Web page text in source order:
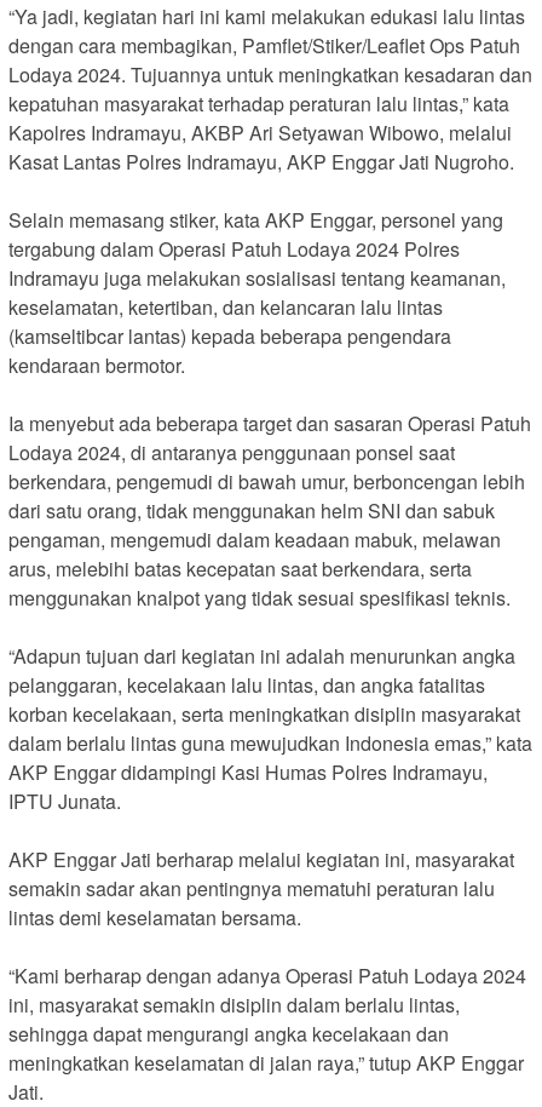
“Ya jadi, kegiatan hari ini kami melakukan edukasi lalu lintas
dengan cara membagikan, Pamflet/Stiker/Leaflet Ops Patuh
Lodaya 2024. Tujuannya untuk meningkatkan kesadaran dan
kepatuhan masyarakat terhadap peraturan lalu lintas,” kata
Kapolres Indramayu, AKBP Ari Setyawan Wibowo, melalui
Kasat Lantas Polres Indramayu, AKP Enggar Jati Nugroho.
Selain memasang stiker, kata AKP Enggar, personel yang
tergabung dalam Operasi Patuh Lodaya 2024 Polres
Indramayu juga melakukan sosialisasi tentang keamanan,
keselamatan, ketertiban, dan kelancaran lalu lintas
(kamseltibcar lantas) kepada beberapa pengendara
kendaraan bermotor.
Ia menyebut ada beberapa target dan sasaran Operasi Patuh
Lodaya 2024, di antaranya penggunaan ponsel saat
berkendara, pengemudi di bawah umur, berboncengan lebih
dari satu orang, tidak menggunakan helm SNI dan sabuk
pengaman, mengemudi dalam keadaan mabuk, melawan
arus, melebihi batas kecepatan saat berkendara, serta
menggunakan knalpot yang tidak sesuai spesifikasi teknis.
“Adapun tujuan dari kegiatan ini adalah menurunkan angka
pelanggaran, kecelakaan lalu lintas, dan angka fatalitas
korban kecelakaan, serta meningkatkan disiplin masyarakat
dalam berlalu lintas guna mewujudkan Indonesia emas,” kata
AKP Enggar didampingi Kasi Humas Polres Indramayu,
IPTU Junata.
AKP Enggar Jati berharap melalui kegiatan ini, masyarakat
semakin sadar akan pentingnya mematuhi peraturan lalu
lintas demi keselamatan bersama.
“Kami berharap dengan adanya Operasi Patuh Lodaya 2024
ini, masyarakat semakin disiplin dalam berlalu lintas,
sehingga dapat mengurangi angka kecelakaan dan
meningkatkan keselamatan di jalan raya,” tutup AKP Enggar
Jati.